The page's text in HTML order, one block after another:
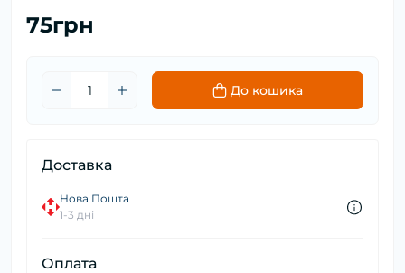
75грн
До кошика
Доставка
Нова Пошта
1-3 дні
Оплата